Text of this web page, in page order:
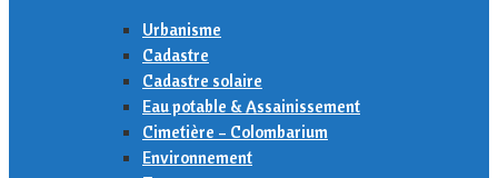
Urbanisme
Cadastre
Cadastre solaire
Eau potable & Assainissement
Cimetière – Colombarium
Environnement